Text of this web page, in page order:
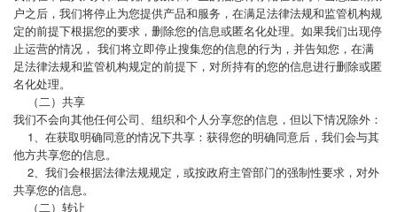
户之后，我们将停止为您提供产品和服务，在满足法律法规和监管机构规
定的前提下根据您的要求，删除您的信息或匿名化处理。如果我们出现停
止运营的情况， 我们将立即停止搜集您的信息的行为，并告知您，在满
足法律法规和监管机构规定的前提下，对所持有的您的信息进行删除或匿
名化处理。
（二）共享
我们不会向其他任何公司、组织和个人分享您的信息，但以下情况除外：
1、在获取明确同意的情况下共享：获得您的明确同意后，我们会与其
他方共享您的信息。
2、我们会根据法律法规规定，或按政府主管部门的强制性要求，对外
共享您的信息。
（二）转让